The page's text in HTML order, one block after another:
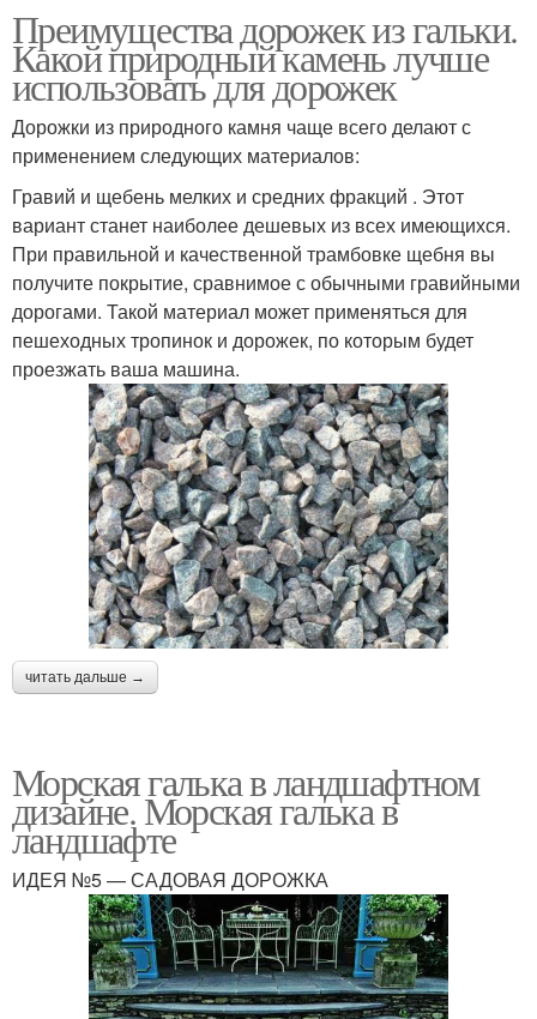
Преимущества дорожек из гальки.
Какой природный камень лучше
использовать для дорожек
Дорожки из природного камня чаще всего делают с
применением следующих материалов:
Гравий и щебень мелких и средних фракций . Этот
вариант станет наиболее дешевых из всех имеющихся.
При правильной и качественной трамбовке щебня вы
получите покрытие, сравнимое с обычными гравийными
дорогами. Такой материал может применяться для
пешеходных тропинок и дорожек, по которым будет
проезжать ваша машина.
читать дальше →
Морская галька в ландшафтном
дизайне. Морская галька в
ландшафте
ИДЕЯ №5 — САДОВАЯ ДОРОЖКА